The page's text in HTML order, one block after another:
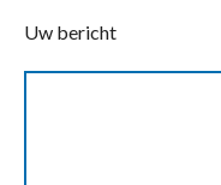
Uw bericht